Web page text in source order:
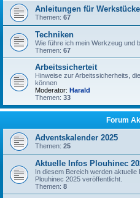
Anleitungen für Werkstücke
Themen: 67
Techniken
Wie führe ich mein Werkzeug und
Themen: 67
Arbeitssicherteit
Hinweise zur Arbeitssicherheits,
können
Moderator: Harald
Themen: 33
Forum
Adventskalender 2025
Themen: 25
Aktuelle Infos Plouhinec
In diesem Bereich werden
Plouhinec 2025 veröffentlicht.
Themen: 8